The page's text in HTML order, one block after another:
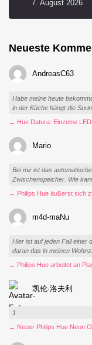
7. August 2026
Neueste
AndreasC63
Habe meine heute
in der Küche hängt die
→ Hue Datura: Einzelne
Mario
Bei mir ist das
Zwischenspeicher. Wie
→ Philips Hue äußerst sich
m4d-maNu
Hier ist auf jeden Fall einer
daran das in meinen
→ Philips Hue arbeitet an
凯伦·洛夫利
1
→ Neuer Philips Hue Neon